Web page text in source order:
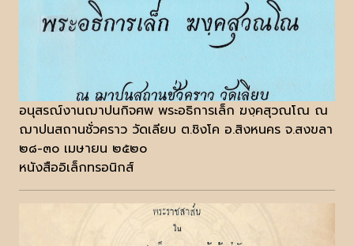
อนุสรณ์งานฌาปนกิจศพ พระอธิการเล็ก ฆงฺคสุวณโณ ณ
ฌาปนสถานชั่วคราว วัดเลียบ ต.ชิงโค อ.สิงหนคร จ.สงขลา
๒๘-๓๐ เมษายน ๒๕๒๐
หนังสืออิเล็กทรอนิกส์